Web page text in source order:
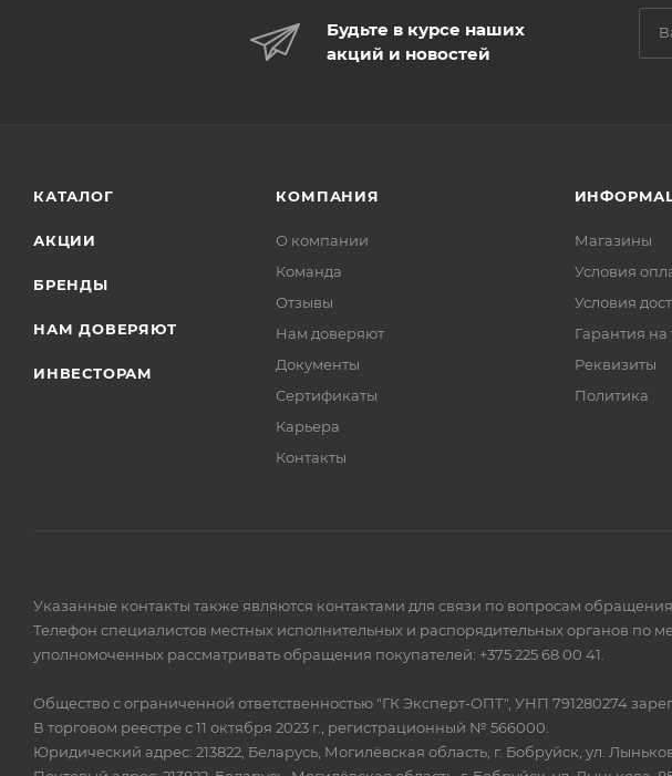
Будьте в курсе наших
акций и новостей
КАТАЛОГ
АКЦИИ
БРЕНДЫ
НАМ ДОВЕРЯЮТ
ИНВЕСТОРАМ
КОМПАНИЯ
О компании
Команда
Отзывы
Нам доверяют
Документы
Сертификаты
Карьера
Контакты
Магазины
Условия
Условия
Гарантия на
Реквизиты
Политика
Указанные контакты также являются контактами для связи по вопросам
Телефон специалистов местных исполнительных и распорядительных органов по
уполномоченных рассматривать обращения покупателей: +375 225 68 00 41.
Общество с ограниченной ответственностью "ГК Эксперт-ОПТ", УНП 791280274
В торговом реестре с 11 октября 2023 г., регистрационный № 566000.
Юридический адрес: 213822, Беларусь, Могилёвская область, г. Бобруйск, ул.